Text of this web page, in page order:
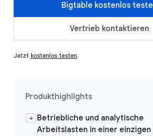
Bigtable kostenlos
Vertrieb kontaktieren
Jetzt kostenlos testen.
Produkthighlights
Betriebliche und analytische
Arbeitslasten in einer einzigen